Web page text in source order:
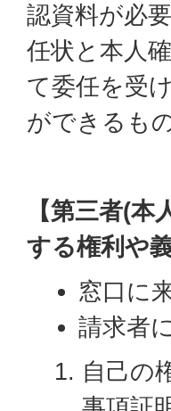
認資料が必
任状と本人
て委任を受
ができるも
【第三者(
する権利や
窓口に
請求者
自己の